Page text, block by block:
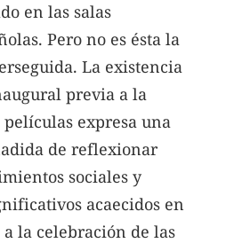
en las salas
Pero no es ésta la
La existencia
previa a la
expresa una
de reflexionar
sociales y
acaecidos en
la celebración de las